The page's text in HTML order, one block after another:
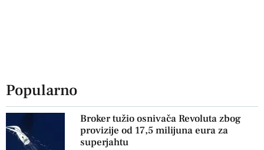
Popularno
Broker tužio osnivača Revoluta zbog
provizije od 17,5 milijuna eura za
superjahtu